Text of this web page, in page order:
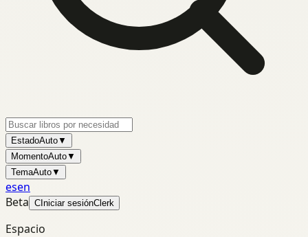
EstadoAuto▼
MomentoAuto▼
TemaAuto▼
esen
Beta C Iniciar sesiónClerk
Espacio